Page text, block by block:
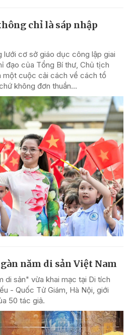
chỉ là sáp nhập
lưới cơ sở giáo dục công lập giai
đạo của Tổng Bí thư, Chủ tịch
một cuộc cải cách về cách tổ
không đơn thuần...
năm di sản Việt Nam
di sản" vừa khai mạc tại Di tích
- Quốc Tử Giám, Hà Nội, giới
50 tác giả.